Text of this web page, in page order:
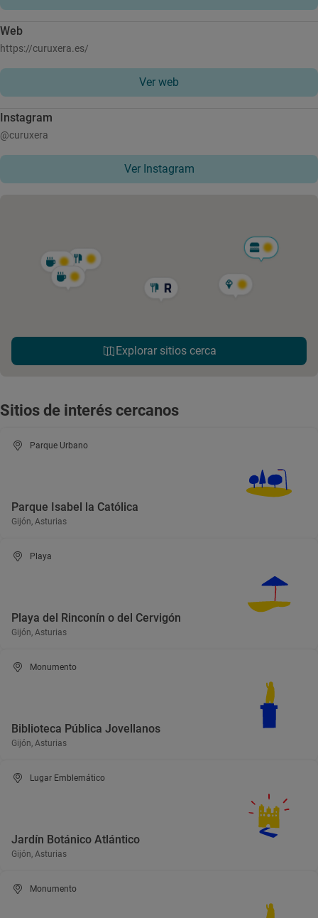
Web
https://curuxera.es/
Ver web
Instagram
@curuxera
Ver Instagram
Explorar sitios cerca
Sitios de interés cercanos
Parque Urbano
Parque Isabel la Católica
Gijón, Asturias
Playa
Playa del Rinconín o del Cervigón
Gijón, Asturias
Monumento
Biblioteca Pública Jovellanos
Gijón, Asturias
Lugar Emblemático
Jardín Botánico Atlántico
Gijón, Asturias
Monumento